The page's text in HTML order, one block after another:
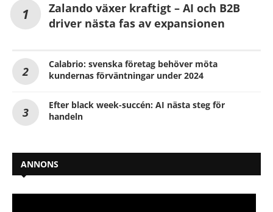
Zalando växer kraftigt – AI och B2B
driver nästa fas av expansionen
Calabrio: svenska företag behöver möta
kundernas förväntningar under 2024
Efter black week-succén: AI nästa steg för
handeln
ANNONS